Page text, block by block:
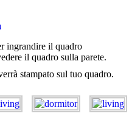
ingrandire il quadro
il quadro sulla parete.
stampato sul tuo quadro.